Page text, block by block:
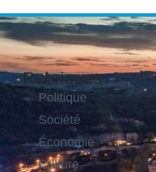
Rubriques
Politique
Société
Économie
Culture